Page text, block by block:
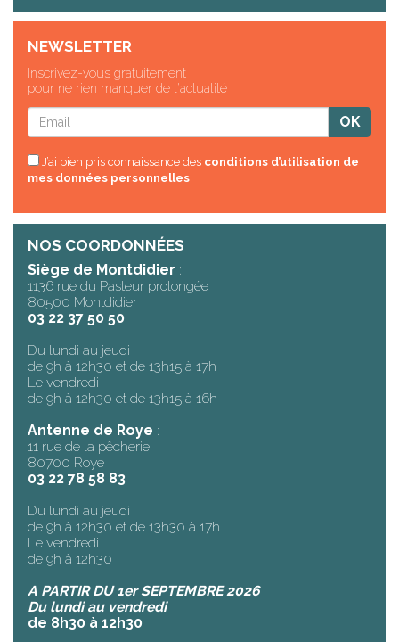
NEWSLETTER
Inscrivez-vous gratuitement
pour ne rien manquer de l'actualité
J’ai bien pris connaissance des conditions d’utilisation de
mes données personnelles
NOS COORDONNÉES
Siège de Montdidier :
1136 rue du Pasteur prolongée
80500 Montdidier
03 22 37 50 50
Du lundi au jeudi
de 9h à 12h30 et de 13h15 à 17h
Le vendredi
de 9h à 12h30 et de 13h15 à 16h
Antenne de Roye :
11 rue de la pêcherie
80700 Roye
03 22 78 58 83
Du lundi au jeudi
de 9h à 12h30 et de 13h30 à 17h
Le vendredi
de 9h à 12h30
A PARTIR DU 1er SEPTEMBRE 2026
Du lundi au vendredi
de 8h30 à 12h30